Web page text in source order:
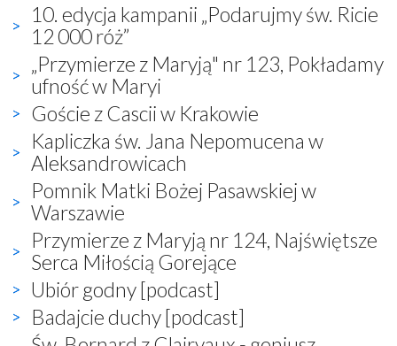
10. edycja kampanii „Podarujmy św. Ricie
12 000 róż”
„Przymierze z Maryją" nr 123, Pokładamy
ufność w Maryi
Goście z Cascii w Krakowie
Kapliczka św. Jana Nepomucena w
Aleksandrowicach
Pomnik Matki Bożej Pasawskiej w
Warszawie
Przymierze z Maryją nr 124, Najświętsze
Serca Miłością Gorejące
Ubiór godny [podcast]
Badajcie duchy [podcast]